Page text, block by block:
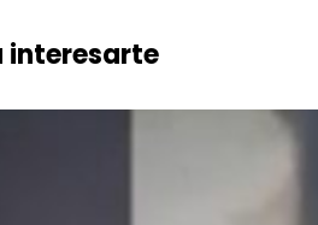
interesarte